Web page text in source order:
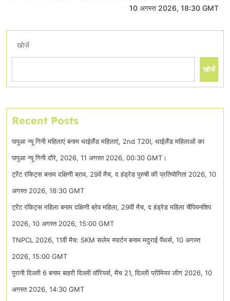
10 अगस्त 2026, 18:30 GMT
खोजें
खोजें
Recent Posts
पापुआ न्यू गिनी महिलाएं बनाम थाईलैंड महिलाएं, 2nd T20I, थाईलैंड महिलाओं का
पापुआ न्यू गिनी दौरे, 2026, 11 अगस्त 2026, 00:30 GMT।
ट्रेंट रॉकेट्स बनाम दक्षिणी ब्राव, 29वें मैच, द हंड्रेड पुरुषों की प्रतियोगिता 2026, 10
अगस्त 2026, 18:30 GMT
ट्रेंट रॉकेट्स महिला बनाम दक्षिणी ब्रेव महिला, 29वीं मैच, द हंड्रेड महिला चैंपियनशिप
2026, 10 अगस्त 2026, 15:00 GMT
TNPCL 2026, 11वीं मैच: SKM सलेम स्पार्टन बनाम मदुराई पैंथर्स, 10 अगस्त
2026, 15:00 GMT
पुरानी दिल्ली 6 बनाम बाहरी दिल्ली वॉरियर्स, मैच 21, दिल्ली प्रीमियर लीग 2026, 10
अगस्त 2026, 14:30 GMT